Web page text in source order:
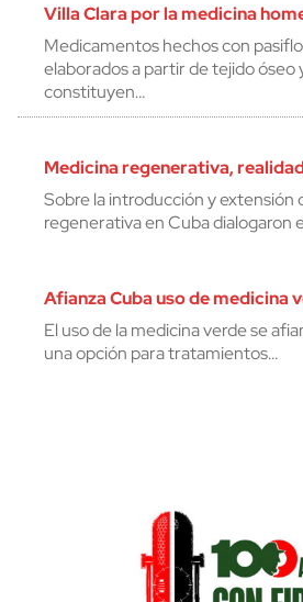
Villa Clara por la medicina
Medicamentos hechos con
elaborados a partir de tejido óseo
constituyen…
Medicina regenerativa,
Sobre la introducción y extensión
regenerativa en Cuba dialogaron
Afianza Cuba uso de medicina
El uso de la medicina verde se
una opción para tratamientos…